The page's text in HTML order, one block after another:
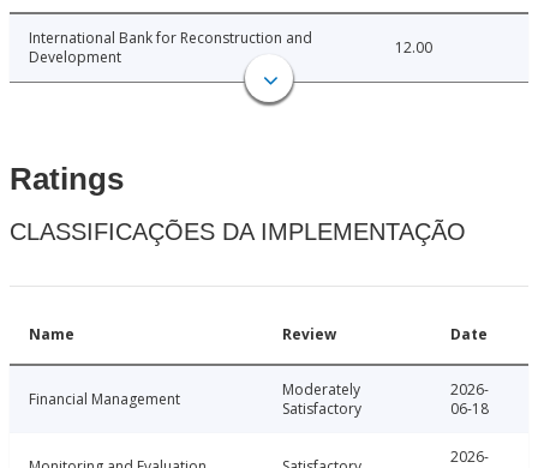
International Bank for Reconstruction and
Development
12.00
Ratings
CLASSIFICAÇÕES DA IMPLEMENTAÇÃO
Name Review Date
Financial Management
Moderately
Satisfactory
2026-
06-18
2026-